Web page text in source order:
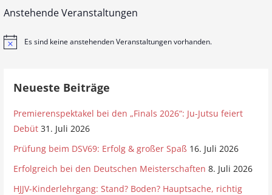
Anstehende Veranstaltungen
H
Es sind keine anstehenden Veranstaltungen vorhanden.
Neueste Beiträge
Premierenspektakel bei den „Finals 2026“: Ju-Jutsu feiert
Debüt 31. Juli 2026
Prüfung beim DSV69: Erfolg & großer Spaß 16. Juli 2026
Erfolgreich bei den Deutschen Meisterschaften 8. Juli 2026
HJJV-Kinderlehrgang: Stand? Boden? Hauptsache, richtig